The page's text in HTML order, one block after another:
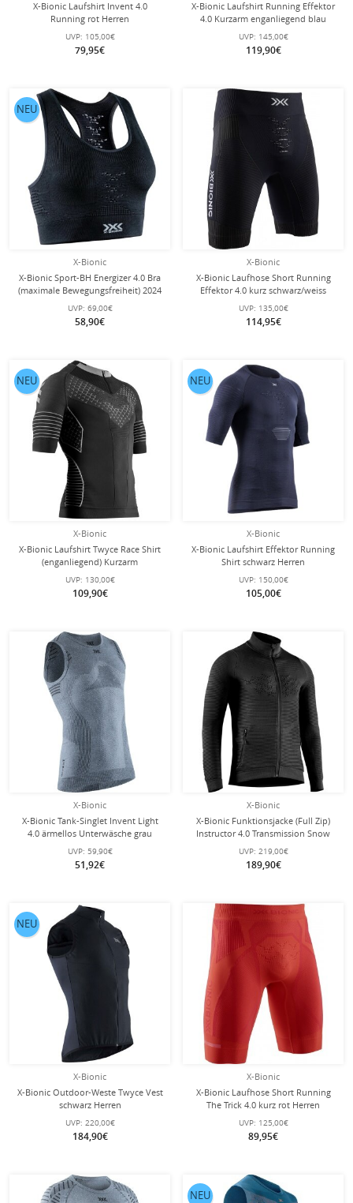
X-Bionic Laufshirt Invent 4.0
Running rot Herren
UVP: 105,00€
79,95€
X-Bionic Laufshirt Running Effektor
4.0 Kurzarm enganliegend blau
UVP: 145,00€
119,90€
X-Bionic
X-Bionic Sport-BH Energizer 4.0 Bra
(maximale Bewegungsfreiheit) 2024
UVP: 69,00€
58,90€
NEU
X-Bionic
X-Bionic Laufhose Short Running
Effektor 4.0 kurz schwarz/weiss
UVP: 135,00€
114,95€
X-Bionic
X-Bionic Laufshirt Twyce Race Shirt
(enganliegend) Kurzarm
UVP: 130,00€
109,90€
NEU
X-Bionic
X-Bionic Laufshirt Effektor Running
Shirt schwarz Herren
UVP: 150,00€
105,00€
NEU
X-Bionic
X-Bionic Tank-Singlet Invent Light
4.0 ärmellos Unterwäsche grau
UVP: 59,90€
51,92€
X-Bionic
X-Bionic Funktionsjacke (Full Zip)
Instructor 4.0 Transmission Snow
UVP: 219,00€
189,90€
X-Bionic
X-Bionic Outdoor-Weste Twyce Vest
schwarz Herren
UVP: 220,00€
184,90€
NEU
X-Bionic
X-Bionic Laufhose Short Running
The Trick 4.0 kurz rot Herren
UVP: 125,00€
89,95€
NEU